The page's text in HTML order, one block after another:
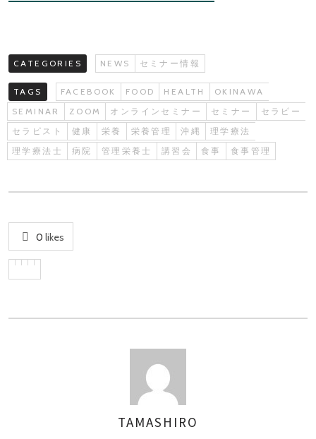
CATEGORIES NEWS セミナー情報
TAGS FACEBOOK FOOD HEALTH
OKINAWA
SEMINAR
ZOOM オンラインセミナー セミナー
セラピー
セラピスト
健康 栄養 栄養管理 沖縄
理学療法
理学療法士
病院 管理栄養士 講習会 食事 食事管理
0 likes
TAMASHIRO